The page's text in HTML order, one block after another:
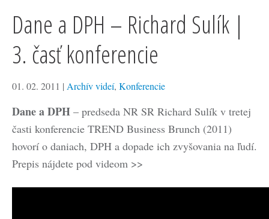
Dane a DPH – Richard Sulík |
3. časť konferencie
01. 02. 2011 | Archív videí, Konferencie
Dane a DPH – predseda NR SR Richard Sulík v tretej
časti konferencie TREND Business Brunch (2011)
hovorí o daniach, DPH a dopade ich zvyšovania na ľudí.
Prepis nájdete pod videom >>